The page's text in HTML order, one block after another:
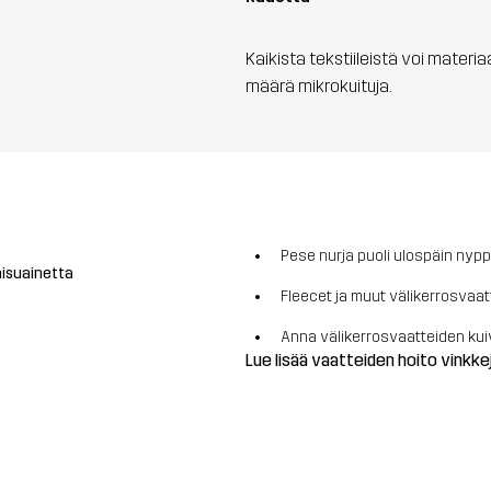
Kaikista tekstiileistä voi
määrä mikrokuituja.
Pese nurja puoli ulospäin
Fleecet ja muut
Anna välikerrosvaatteiden
Lue lisää vaatteiden hoito